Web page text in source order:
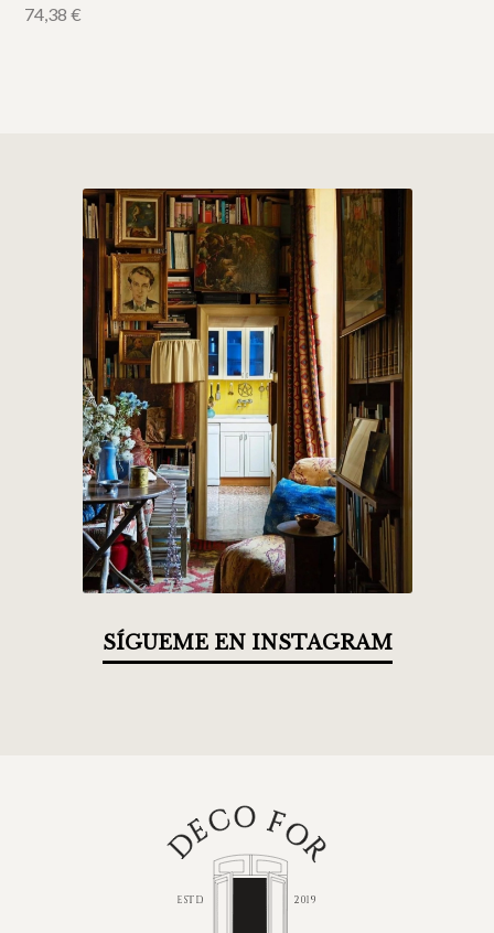
74,38€
SÍGUEME EN INSTAGRAM